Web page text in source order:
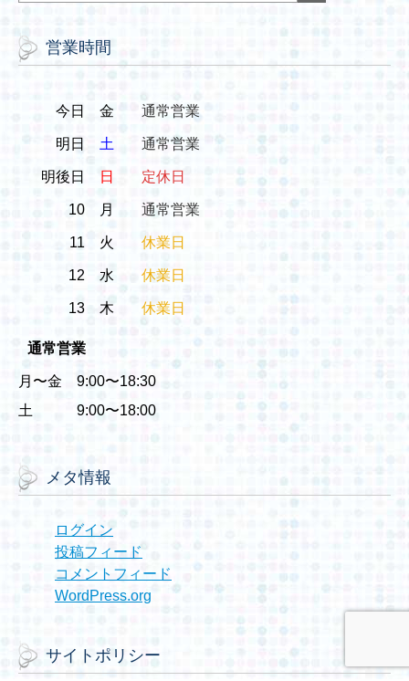
営業時間
今日 金 通常営業
明日 土 通常営業
明後日 日 定休日
10 月 通常営業
11 火 休業日
12 水 休業日
13 木 休業日
通常営業
月〜金 9:00〜18:30
土 9:00〜18:00
メタ情報
ログイン
投稿フィード
コメントフィード
WordPress.org
サイトポリシー